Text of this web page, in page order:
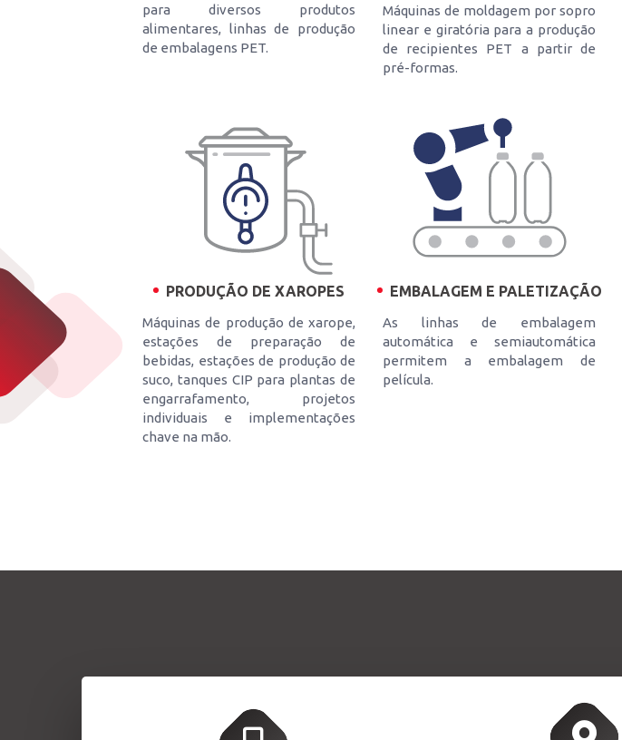
para diversos produtos
alimentares, linhas de produção
de embalagens PET.
Máquinas de moldagem por sopro
linear e giratória para a produção
de recipientes PET a partir de
pré-formas.
PRODUÇÃO DE XAROPES
Máquinas de produção de xarope,
estações de preparação de
bebidas, estações de produção de
suco, tanques CIP para plantas de
engarrafamento, projetos
individuais e implementações
chave na mão.
EMBALAGEM E PALETIZAÇÃO
As linhas de embalagem
automática e semiautomática
permitem a embalagem de
película.